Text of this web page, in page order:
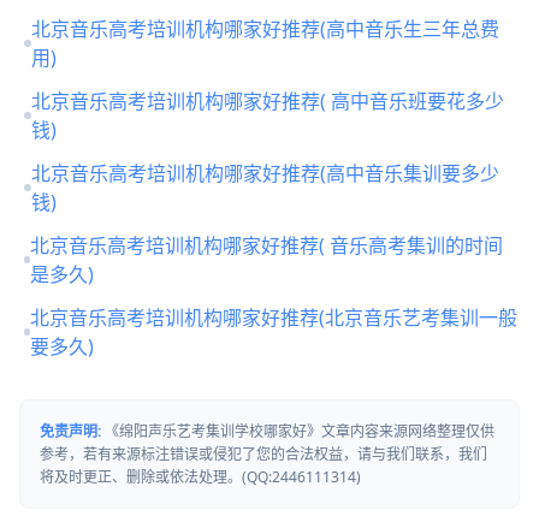
北京音乐高考培训机构哪家好推荐(高中音乐生三年总费
用)
北京音乐高考培训机构哪家好推荐( 高中音乐班要花多少
钱)
北京音乐高考培训机构哪家好推荐(高中音乐集训要多少
钱)
北京音乐高考培训机构哪家好推荐( 音乐高考集训的时间
是多久)
北京音乐高考培训机构哪家好推荐(北京音乐艺考集训一般
要多久)
免责声明: 《绵阳声乐艺考集训学校哪家好》文章内容来源网络整理仅供
参考，若有来源标注错误或侵犯了您的合法权益，请与我们联系，我们
将及时更正、删除或依法处理。(QQ:2446111314)